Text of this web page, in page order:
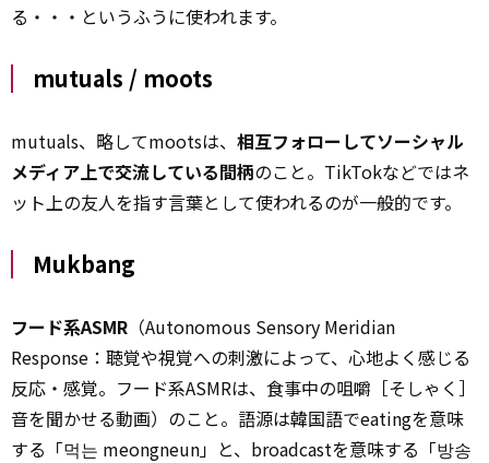
る・・・というふうに使われます。
mutuals / moots
mutuals、略してmootsは、 相互フォローしてソーシャル
メディア上で交流している間柄のこと。TikTokなどではネ
ット上の友人を指す言葉として使われるのが一般的です。
Mukbang
フード系ASMR （Autonomous Sensory Meridian
Response：聴覚や視覚への刺激によって、心地よく感じる
反応・感覚。フード系ASMRは、食事中の咀嚼［そしゃく］
音を聞かせる動画）のこと。語源は韓国語でeatingを意味
する「먹는 meongneun」と、broadcastを意味する「방송